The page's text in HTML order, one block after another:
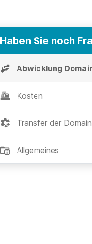
Haben Sie noch
Abwicklung
Kosten
Transfer der Domain
Allgemeines